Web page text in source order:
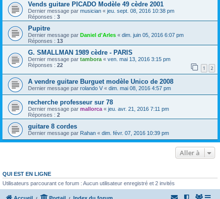
Vends guitare PICADO Modèle 49 cèdre 2001
Dernier message par musician « jeu. sept. 08, 2016 10:38 pm
Réponses : 3
Pupitre
Dernier message par Daniel d'Arles « dim. juin 05, 2016 6:07 pm
Réponses : 13
G. SMALLMAN 1989 cèdre - PARIS
Dernier message par tambora « ven. mai 13, 2016 3:15 pm
Réponses : 22 1 2
A vendre guitare Burguet modèle Unico de 2008
Dernier message par rolando V « dim. mai 08, 2016 4:57 pm
recherche professeur sur 78
Dernier message par mallorca « jeu. avr. 21, 2016 7:11 pm
Réponses : 2
guitare 8 cordes
Dernier message par Rahan « dim. févr. 07, 2016 10:39 pm
Aller à
QUI EST EN LIGNE
Utilisateurs parcourant ce forum : Aucun utilisateur enregistré et 2 invités